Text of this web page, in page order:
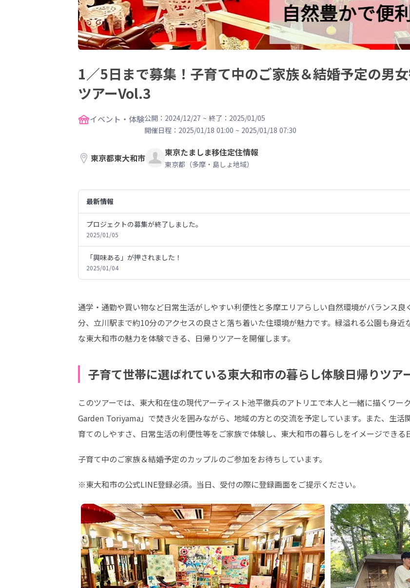
1／5日まで募集！子育て中のご家族＆結婚予定の男
ツアーVol.3
イベント・体験公開：2024/12/27 ~ 終了：2025/01/05
開催日程： 2025/01/18 01:00 ~ 2025/01/18 07:30
東京都東大和市 東京たましま移住定住情報
東京都（多摩・島しょ地域）
最新情報
プロジェクトの募集が終了しました。
2025/01/05
「興味ある」が押されました！
2025/01/04
通学・通勤や買い物など日常生活がしやすい利便性と多摩エリアらしい自然環境がバランス
分、立川駅まで約10分のアクセスの良さと落ち着いた住環境が魅力です。緑溢れる公園も身
な東大和市の魅力を体験できる、日帰りツアーを開催します。
子育て世帯に選ばれている東大和市の暮らし体験日帰りツア
このツアーでは、東大和在住の現代アーティスト池平徹兵のアトリエで本人と一緒に描くワ
Garden Toriyama」で焚き火を囲みながら、地域の方との交流を予定しています。また、生
育てのしやすさ、日常生活の利便性等をご家族で体験し、東大和市の暮らしをイメージできる
子育て中のご家族＆結婚予定のカップルのご参加をお待ちしています。
※東大和市の公式LINE登録必須。当日、受付の際に登録画面をご提示ください。